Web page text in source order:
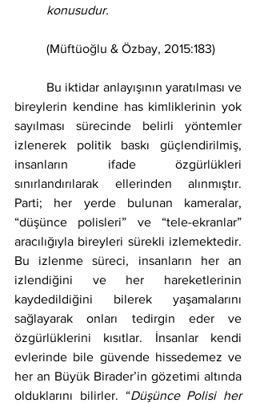
konusudur.
(Müftüoğlu & Özbay, 2015:183)
bireylerin kendine has kimliklerinin yok
sayılması sürecinde belirli yöntemler
izlenerek politik baskı güçlendirilmiş,
insanların ifade özgürlükleri
sınırlandırılarak ellerinden alınmıştır.
Parti; her yerde bulunan kameralar,
“düşünce polisleri” ve “tele-ekranlar”
aracılığıyla bireyleri sürekli izlemektedir.
Bu izlenme süreci, insanların her an
izlendiğini ve her hareketlerinin
kaydedildiğini bilerek yaşamalarını
sağlayarak onları tedirgin eder ve
özgürlüklerini kısıtlar. İnsanlar kendi
evlerinde bile güvende hissedemez ve
her an Büyük Birader’in gözetimi altında
olduklarını bilirler. “Düşünce Polisi her